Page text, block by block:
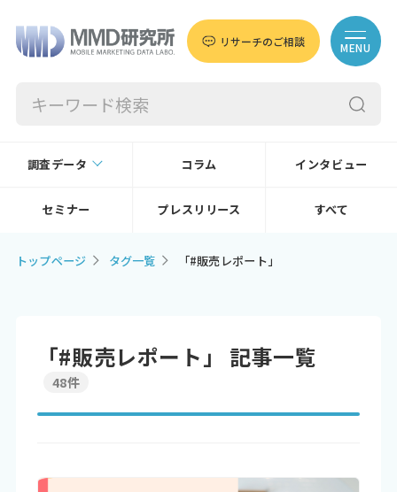
リサーチのご相談 MENU
調査データ コラム インタビュー
セミナー プレスリリース すべて
トップページ タグ一覧 「#販売レポート」
「#販売レポート」 記事一覧
48件